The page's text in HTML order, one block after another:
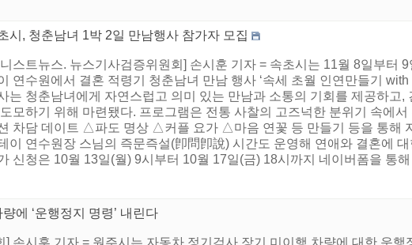
시, 청춘남녀 1박 2일 만남행사 참가자 모집
스트뉴스. 뉴스기사검증위원회] 손시훈 기자 = 속초시는 11월 8일부터
연수원에서 결혼 적령기 청춘남녀 만남 행사 ‘속세 초월 인연만들기 with
는 청춘남녀에게 자연스럽고 의미 있는 만남과 소통의 기회를 제공하고,
모하기 위해 마련됐다. 프로그램은 전통 사찰의 고즈넉한 분위기 속에
차담 데이트 △파도 명상 △커플 요가 △마음 연꽃 등 만들기 등을 통해
이 연수원장 스님의 즉문즉설(卽問卽說) 시간도 운영해 연애와 결혼에
신청은 10월 13일(월) 9시부터 10월 17일(금) 18시까지 네이버폼을 통해
에 ‘운행정지 명령’ 내린다
손시훈 기자 = 원주시는 자동차 정기검사 장기 미이행 차량에 대한 운행